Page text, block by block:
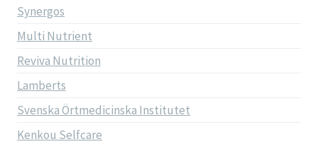
Synergos
Multi Nutrient
Reviva Nutrition
Lamberts
Svenska Örtmedicinska Institutet
Kenkou Selfcare